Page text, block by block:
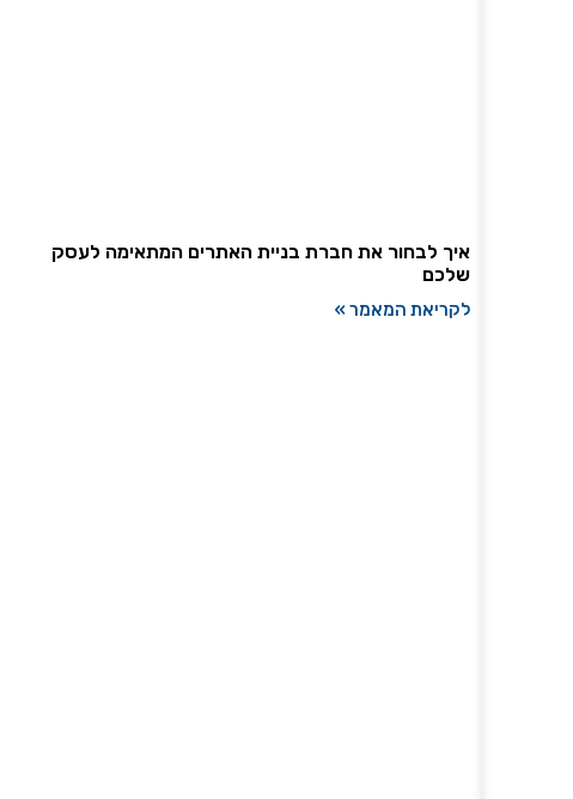
איך לבחור את חברת בניית האתרים המתאימה לעסק
שלכם
לקריאת המאמר »